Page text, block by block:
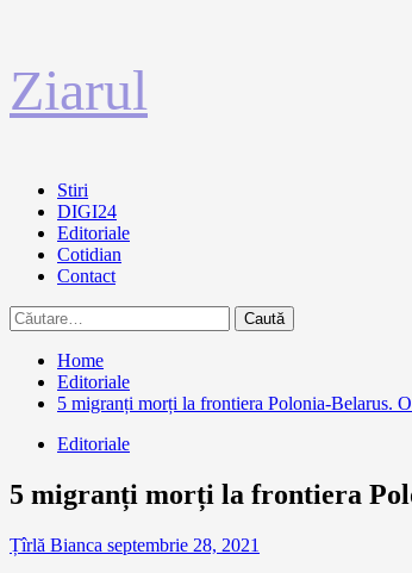
la
conținut
Ziarul
Primary
Menu
Stiri
DIGI24
Editoriale
Cotidian
Contact
Caută
după:
Home
Editoriale
5 migranți morți la frontiera Polonia-Belarus.
Editoriale
5 migranți morți la frontiera
Țîrlă Bianca septembrie 28, 2021